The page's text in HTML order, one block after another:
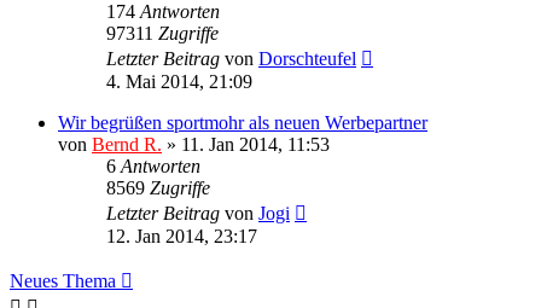
174 Antworten
97311 Zugriffe
Letzter Beitrag von Dorschteufel
4. Mai 2014, 21:09
Wir begrüßen sportmohr als neuen Werbepartner
von Bernd R. » 11. Jan 2014, 11:53
6 Antworten
8569 Zugriffe
Letzter Beitrag von Jogi
12. Jan 2014, 23:17
Neues Thema